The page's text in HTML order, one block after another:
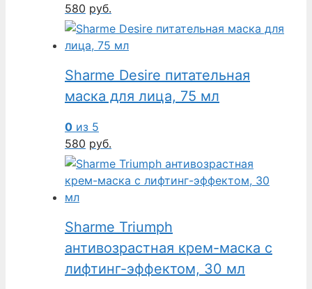
580 руб.
Sharme Desire питательная
маска для лица, 75 мл
0 из 5
580 руб.
Sharme Triumph
антивозрастная крем-маска с
лифтинг-эффектом, 30 мл